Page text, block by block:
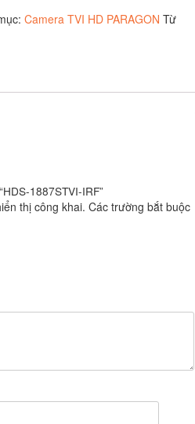
Camera TVI HD PARAGON Từ
1887STVI-IRF”
thị công khai. Các trường bắt buộc